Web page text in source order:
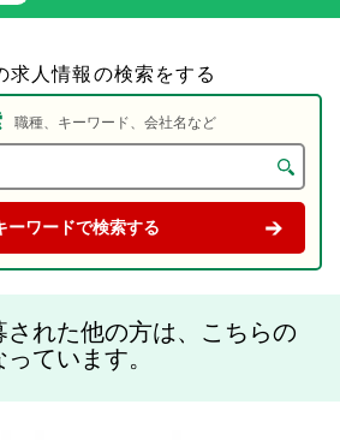
求人情報の検索をする
職種、キーワード、会社名など
された他の方は、こちらの
ています。